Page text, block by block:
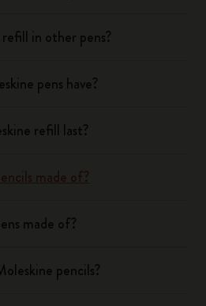
in other pens?
pens have?
refill last?
made of?
made of?
pencils?